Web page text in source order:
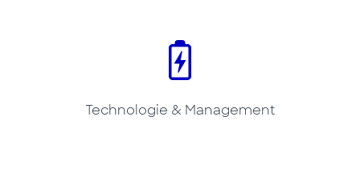
Technologie & Management